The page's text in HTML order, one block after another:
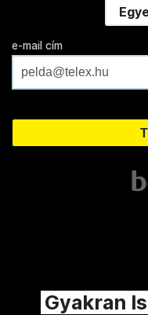
e-mail cím
Gyakran